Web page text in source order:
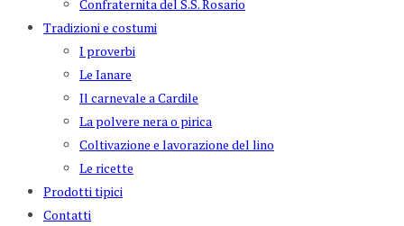
Confraternita del S.S. Rosario
Tradizioni e costumi
I proverbi
Le Ianare
Il carnevale a Cardile
La polvere nera o pirica
Coltivazione e lavorazione del lino
Le ricette
Prodotti tipici
Contatti